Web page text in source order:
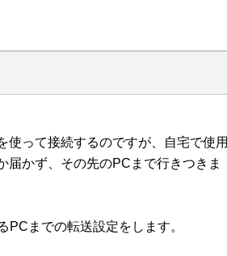
って接続するのですが、自宅で使用
届かず、その先のPCまで行きつきま
までの転送設定をします。